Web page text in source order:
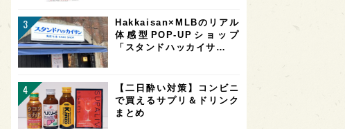
Hakkaisan×MLBのリアル
体感型POP-UPショップ
「スタンドハッカイサ…
【二日酔い対策】コンビニ
で買えるサプリ＆ドリンク
まとめ